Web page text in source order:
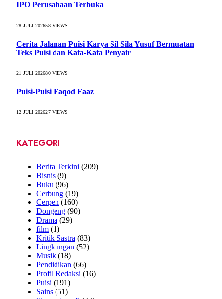
IPO Perusahaan Terbuka
28 JULI 202658VIEWS
Cerita Jalanan Puisi Karya Sil Sila Yusuf Bermuatan
Teks Puisi dan Kata-Kata Penyair
21 JULI 202680VIEWS
Puisi-Puisi Faqod Faaz
12 JULI 202627VIEWS
KATEGORI
Berita Terkini (209)
Bisnis (9)
Buku (96)
Cerbung (19)
Cerpen (160)
Dongeng (90)
Drama (29)
film (1)
Kritik Sastra (83)
Lingkungan (52)
Musik (18)
Pendidikan (66)
Profil Redaksi (16)
Puisi (191)
Sains (51)